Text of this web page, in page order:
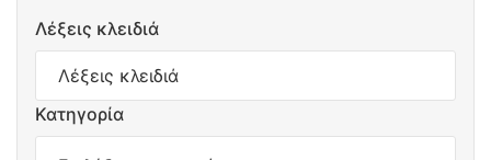
Λέξεις κλειδιά
Κατηγορία